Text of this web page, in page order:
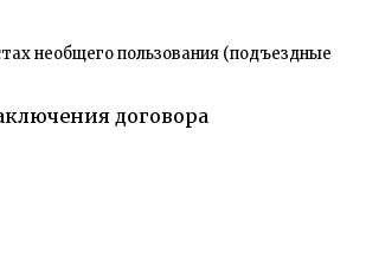
необщего пользования (подъездные
договора